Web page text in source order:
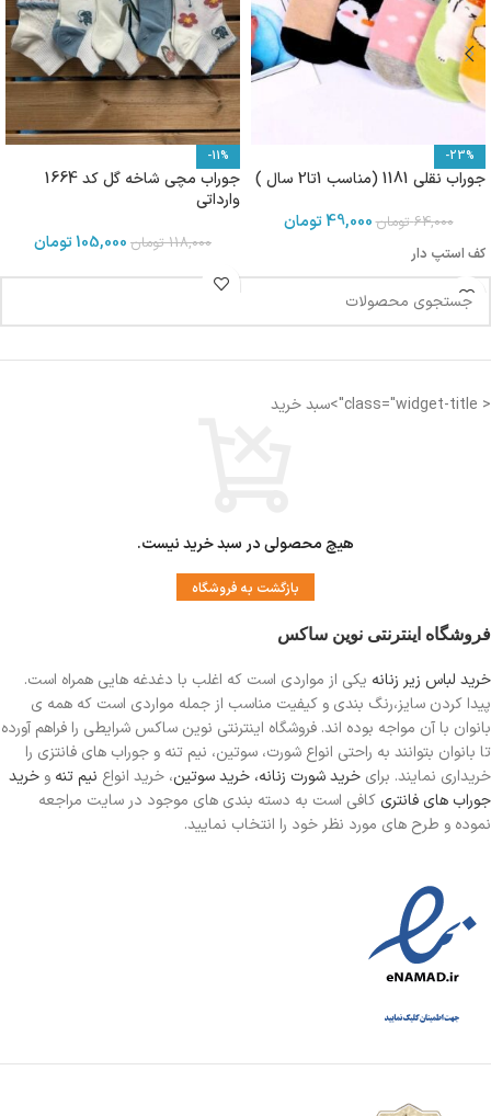
-23%
جوراب نقلی 1181 (مناسب 1تا2 سال )
64,000 تومان49,000تومان
کف استپ دار
-11%
جوراب مچی شاخه گل کد 1664
وارداتی
118,000 تومان 105,000تومان
< class="widget-title">سبد خرید
هیچ محصولی در سبد خرید نیست.
بازگشت به فروشگاه
فروشگاه اینترنتی نوین ساکس
خرید لباس زیر زنانه یکی از مواردی است که اغلب با دغدغه هایی همراه است.
پیدا کردن سایز،رنگ بندی و کیفیت مناسب از جمله مواردی است که همه ی
بانوان با آن مواجه بوده اند. فروشگاه اینترنتی نوین ساکس شرایطی را فراهم آورده
تا بانوان بتوانند به راحتی انواع شورت، سوتین، نیم تنه و جوراب های فانتزی را
خریداری نمایند. برای خرید شورت زنانه، خرید سوتین، خرید انواع نیم تنه و خرید
جوراب های فانتری کافی است به دسته بندی های موجود در سایت مراجعه
نموده و طرح های مورد نظر خود را انتخاب نمایید.